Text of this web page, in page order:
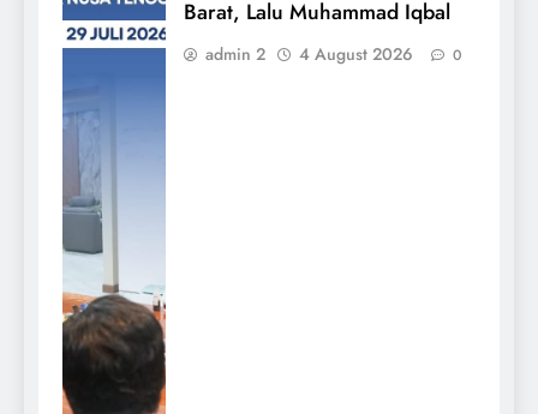
Barat, Lalu Muhammad Iqbal
admin 2 4 August 2026 0